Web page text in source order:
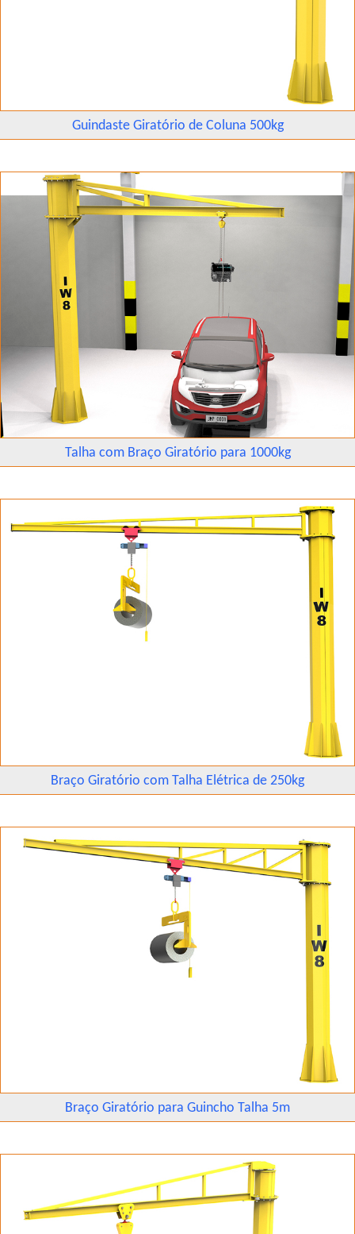
Guindaste Giratório de Coluna 500kg
Talha com Braço Giratório para 1000kg
Braço Giratório com Talha Elétrica de 250kg
Braço Giratório para Guincho Talha 5m